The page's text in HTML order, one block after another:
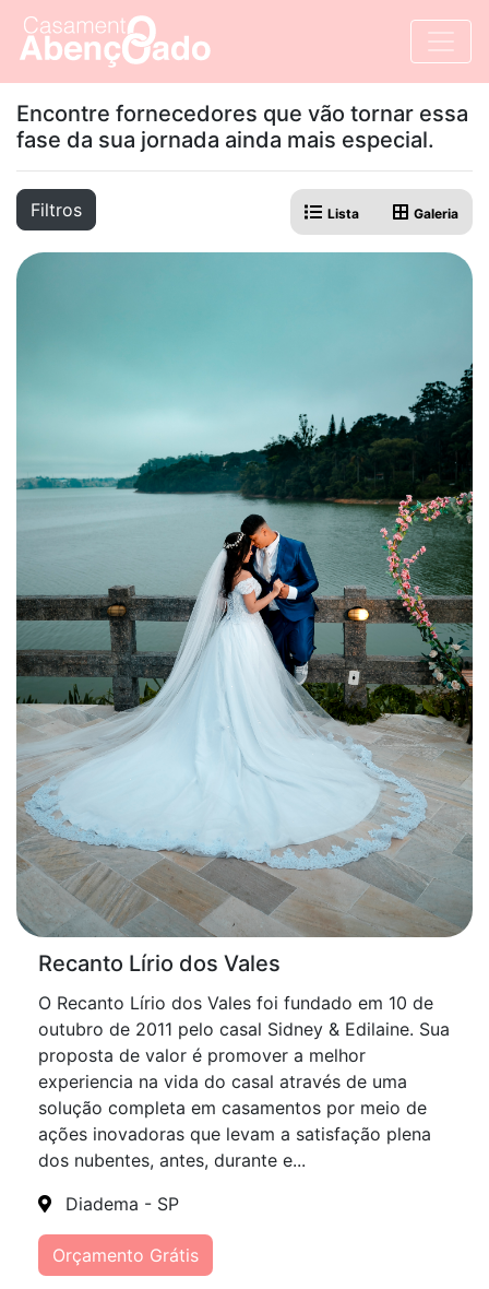
Encontre fornecedores que vão tornar essa
fase da sua jornada ainda mais especial.
Filtros Lista Galeria
Recanto Lírio dos Vales
O Recanto Lírio dos Vales foi fundado em 10 de
outubro de 2011 pelo casal Sidney & Edilaine. Sua
proposta de valor é promover a melhor
experiencia na vida do casal através de uma
solução completa em casamentos por meio de
ações inovadoras que levam a satisfação plena
dos nubentes, antes, durante e...
Diadema - SP
Orçamento Grátis